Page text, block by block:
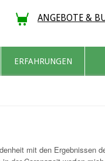
ANGEBOTE &
ERFAHRUNGEN
mit den Ergebnissen